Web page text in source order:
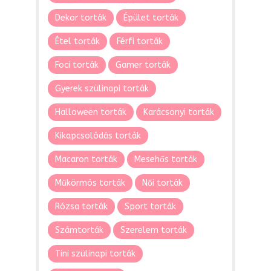
Dekor torták Épület torták
Étel torták Férfi torták
Foci torták Gamer torták
Gyerek szülinapi torták
Halloween torták Karácsonyi torták
Kikapcsolódás torták
Macaron torták Mesehős torták
Műkörmös torták Női torták
Rózsa torták Sport torták
Számtorták Szerelem torták
Tini szülinapi torták